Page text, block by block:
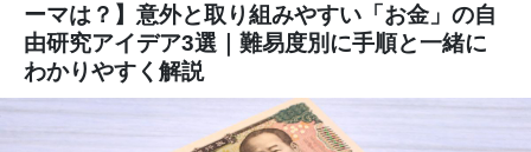
ーマは？】意外と取り組みやすい「お金」の自
由研究アイデア3選｜難易度別に手順と一緒に
わかりやすく解説